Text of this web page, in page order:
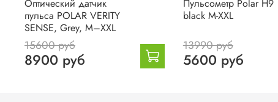
Оптический датчик
пульса POLAR VERITY
SENSE, Grey, M–XXL
15600 руб
8900 руб
Пульсометр Polar H9
black M-XXL
13990 руб
5600 руб